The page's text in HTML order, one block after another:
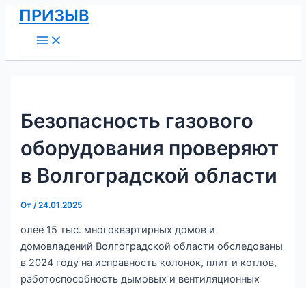
Перейти
содержимому
ПРИЗЫВ
Menu
Безопасность газового
оборудования проверяют
в Волгоградской области
От/24.01.2025
олее 15 тыс. многоквартирных домов и
домовладений Волгоградской области обследованы
в 2024 году на исправность колонок, плит и котлов,
работоспособность дымовых и вентиляционных
Навигация
по
записям